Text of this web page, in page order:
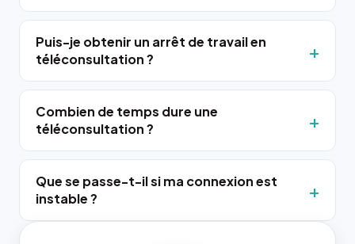
Puis-je obtenir un arrêt de travail en
téléconsultation ?
Combien de temps dure une
téléconsultation ?
Que se passe-t-il si ma connexion est
instable ?